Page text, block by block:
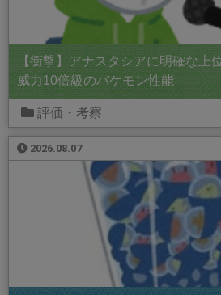
【衝撃】アナスタシアに明確な上
威力10倍級のバケモン性能
評価・考察
2026.08.07